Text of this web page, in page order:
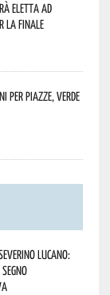
eletta ad
la finale
per piazze, verde
Lucano: